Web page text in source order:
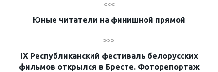
<<<
Юные читатели на финишной прямой
>>>
IX Республиканский фестиваль белорусских
фильмов открылся в Бресте. Фоторепортаж